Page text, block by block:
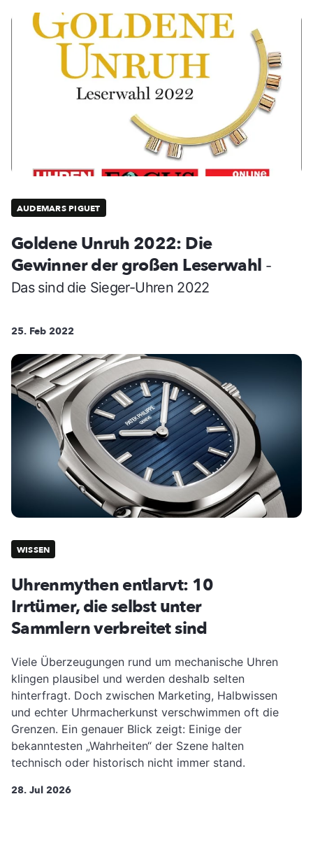
AUDEMARS PIGUET
Goldene Unruh 2022: Die
Gewinner der großen Leserwahl -
Das sind die Sieger-Uhren 2022
25. Feb 2022
WISSEN
Uhrenmythen entlarvt: 10
Irrtümer, die selbst unter
Sammlern verbreitet sind
Viele Überzeugungen rund um mechanische Uhren
klingen plausibel und werden deshalb selten
hinterfragt. Doch zwischen Marketing, Halbwissen
und echter Uhrmacherkunst verschwimmen oft die
Grenzen. Ein genauer Blick zeigt: Einige der
bekanntesten „Wahrheiten“ der Szene halten
technisch oder historisch nicht immer stand.
28. Jul 2026